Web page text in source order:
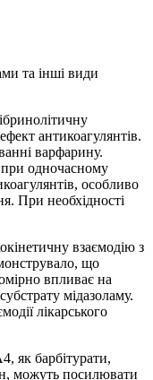
та інші види
антикоагулянтів.
варфарину.
при одночасному
особливо
При необхідності
взаємодію з
що
впливає на
мідазоламу.
лікарського
як барбітурати,
можуть посилювати